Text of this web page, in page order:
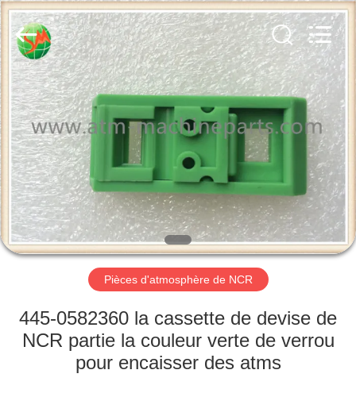
MAISON
PRODUITS
AU
SUJET
DE
NOUS
VISITE
D'USINE
2026
GSM
International
Trade
Co.,Ltd..
All
Rights
Reserved.
Pièces d'atmosphère de NCR
445-0582360 la cassette de devise de
NCR partie la couleur verte de verrou
pour encaisser des atms